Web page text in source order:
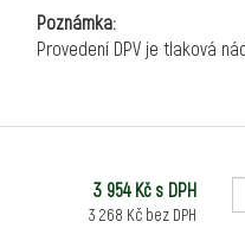
Poznámka:
Provedení DPV je tlaková
3 954 Kč s DPH
3 268 Kč bez DPH